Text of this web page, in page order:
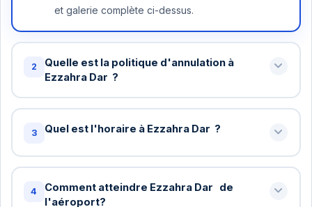
et galerie complète ci-dessus.
2
Quelle est la politique d'annulation à
Ezzahra Dar ?
Annulation gratuite jusqu'à 48 heures avant votre
arrivée à Ezzahra Dar . Au-delà, une nuit peut être
conditions différentes - vérifiez lors de la
3 Quel est l'horaire à Ezzahra Dar ?
Check-in standard: 15h / Check-out standard: 11h
chez Ezzahra Dar . Vous pouvez demander un
check-in anticipé ou late checkout (sous réserve
4
Comment atteindre Ezzahra Dar de
l'aéroport?